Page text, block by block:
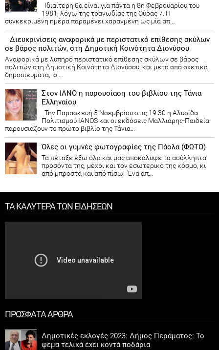
Ιδιαίτερη θα είναι για πάντα η 8η Φεβρουαρίου του
1981, λόγω της τραγωδίας της Θύρας 7. Η
συγκεκριμένη ημέρα παραμένει χαραγμένη ως μία απ...
Διευκρινίσεις αναφορικά με περιστατικό επίθεσης σκύλων
σε βάρος πολιτών, στη Δημοτική Κοινότητα Διονύσου
Αναφορικά με λυπηρό περιστατικό επίθεσης σκύλων σε βάρος
πολιτών στη Δημοτική Κοινότητα Διονύσου, και μετά από σχετικά
δημοσιεύματα, ο ...
Στον ΙΑΝΟ η παρουσίαση του βιβλίου της Τάνια
Ελληναίου
Την Παρασκευή 5 Νοεμβρίου στις 19:30 η Αλυσίδα
Πολιτισμού IANOS και οι εκδόσεις Μαλλιάρης-Παιδεία
παρουσιάζουν το πρώτο βιβλίο της Τάνια...
Όλες οι γυμνές φωτογραφίες της Πάολα (ΦΩΤΟ)
Τα πέταξε έξω όλα και μας αποκάλυψε τα ασύλληπτα
προσόντα της, μέχρι και τον εσωτερικό της κόσμο, κι
από μπροστά και από πίσω! Ένα απ...
ΤΑ ΚΑΛΥΤΕΡΑ ΤΩΝ ΕΙΔΗΣΕΩΝ
ΠΡΟΣΦΑΤΑ ΑΡΘΡΑ
Δημοτικές εκλογές 2023: Δήμος Περάματος: Το
ψέμα τελικά έχει κοντά ποδάρια